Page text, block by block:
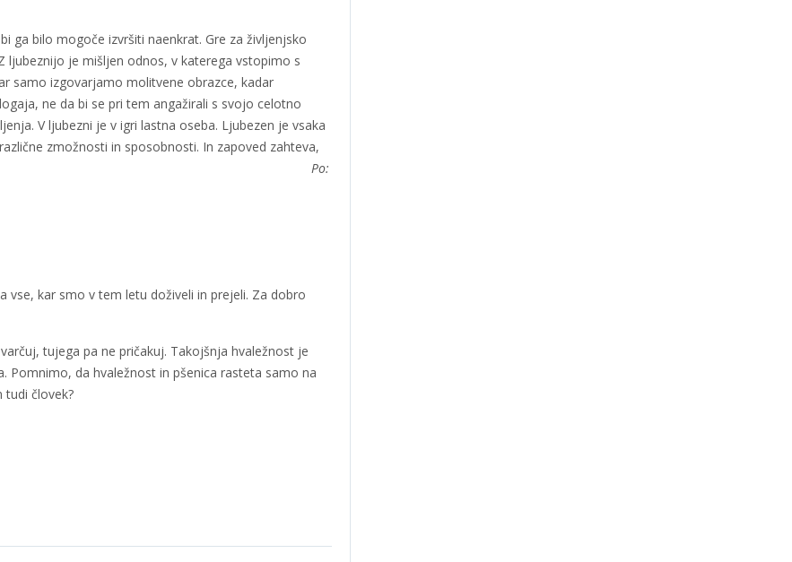
ga bilo mogoče izvršiti naenkrat. Gre za življenjsko
ljubeznijo je mišljen odnos, v katerega vstopimo s
samo izgovarjamo molitvene obrazce, kadar
ne da bi se pri tem angažirali s svojo celotno
V ljubezni je v igri lastna oseba. Ljubezen je vsaka
zmožnosti in sposobnosti. In zapoved zahteva,
popolnoma predamo. Po:
vse, kar smo v tem letu doživeli in prejeli. Za dobro
tujega pa ne pričakuj. Takojšnja hvaležnost je
Pomnimo, da hvaležnost in pšenica rasteta samo na
tudi človek?